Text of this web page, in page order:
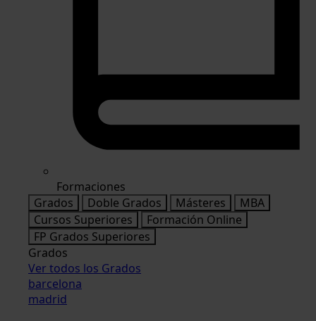
Formaciones
Grados
Doble Grados Másteres
MBA
Cursos Superiores
Formación Online
FP Grados Superiores
Grados
Ver todos los Grados
barcelona
madrid